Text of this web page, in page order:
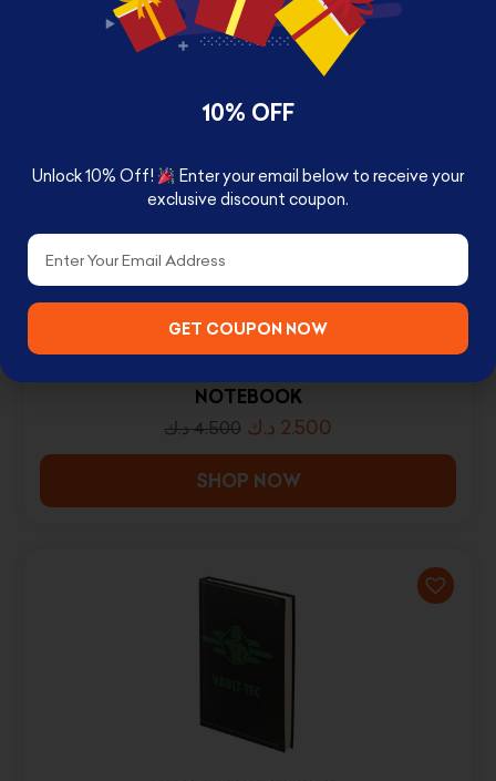
SHOP NOW
NOTEBOOK
4.500 د.ك 2.500 د.ك
SHOP NOW
10% OFF
Unlock 10% Off!
Enter your email below to receive your
exclusive discount coupon.
Email
GET COUPON NOW